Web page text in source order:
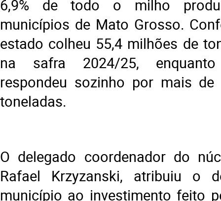
6,9% de todo o milho
municípios de Mato Grosso.
estado colheu 55,4 milhões de
na safra 2024/25,
respondeu sozinho por mais
toneladas.
O delegado coordenador do
Rafael Krzyzanski, atribuiu o
município ao investimento feito